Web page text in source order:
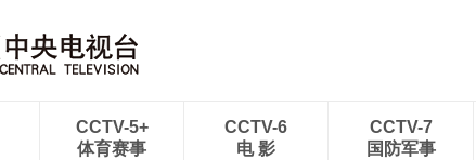
CCTV-5+
体育赛事
CCTV-6
电 影
CCTV-7
国防军事